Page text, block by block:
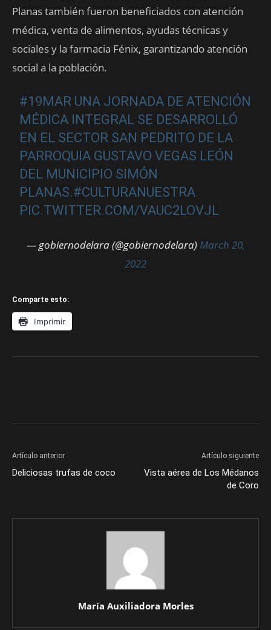
Planas también fueron beneficiados con atención
médica, venta de alimentos, ayudas técnicas y
sociales y la farmacia Fénix, garantizando atención
social a la población.
#19MAR UNA JORNADA DE ATENCIÓN
MÉDICA INTEGRAL SE DESARROLLÓ
EN EL SECTOR SAN PEDRITO DE LA
PARROQUIA GUSTAVO VEGAS LEÓN
DEL MUNICIPIO SIMÓN
PLANAS.#CULTURANUESTRA
PIC.TWITTER.COM/VAUC2LOVJL
— gobiernodelara (@gobiernodelara) March 20,
2022
Comparte esto:
Imprimir
Artículo anterior
Deliciosas trufas de coco
Artículo siguiente
Vista aérea de Los Médanos
de Coro
María Auxiliadora Morles